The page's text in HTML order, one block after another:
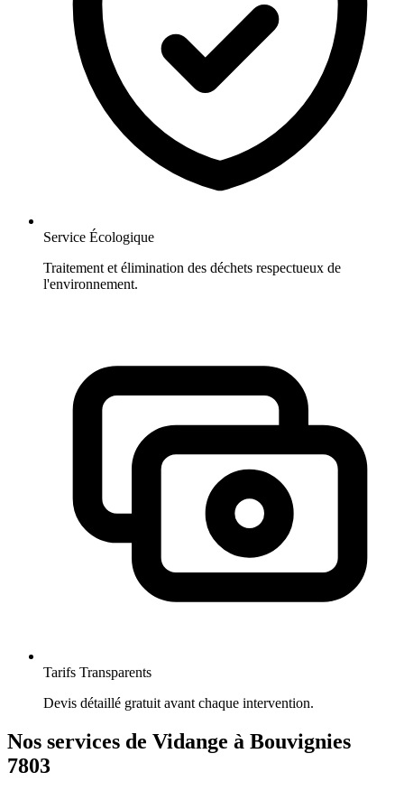
Service Écologique
Traitement et élimination des déchets respectueux de
l'environnement.
Tarifs Transparents
Devis détaillé gratuit avant chaque intervention.
Nos services de Vidange à Bouvignies
7803